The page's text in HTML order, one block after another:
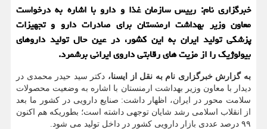
خبرگزاری نام: رییس سازمان غذا و دارو با اشاره به درخواست
معاون وزیر بهداشت ارمنستان برای صادرات دارو و تجهیزات
پزشکی تولید ایران به این کشور، در عین حال تولید داروهای
بیولوژیک را از مزیت های رقابتی داروی ایرانی برشمرد.
به گزارش خبرگزاری نام به نقل از ایسنا، دکتر سید حیدر محمدی در
دیدار با معاون وزیر بهداشت ارمنستان با اشاره به وضعیت محصولات
سلامت محور در ایران، اظهار داشت: صنایع دارویی در کشور ما بعد
از انقلاب اسلامی رشد شایان توجهی داشته است؛ بطوریکه هم اکنون
۹۹ درصد عددی بازار دارویی کشور در داخل تولید می شود.